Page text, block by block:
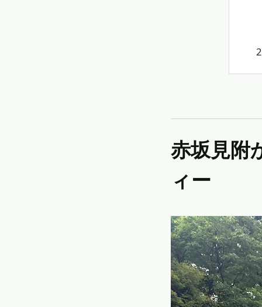
赤坂見附から麻布十番までへの散歩とスパゲッテ
ィー